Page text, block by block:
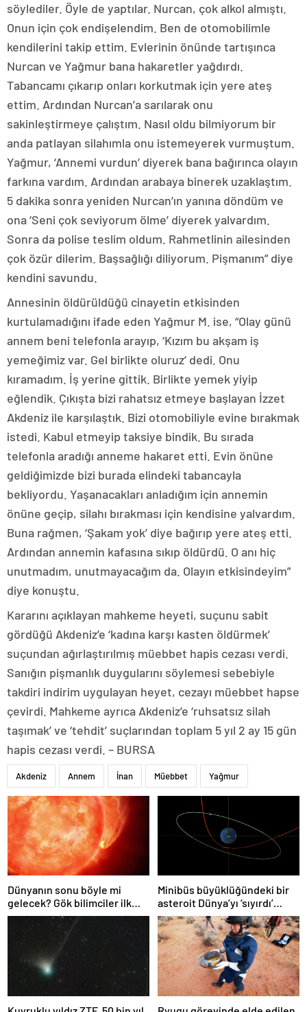
söylediler. Öyle de yaptılar. Nurcan, çok alkol almıştı.
Onun için çok endişelendim. Ben de otomobilimle
kendilerini takip ettim. Evlerinin önünde tartışınca
Nurcan ve Yağmur bana hakaretler yağdırdı.
Tabancamı çıkarıp onları korkutmak için yere ateş
ettim. Ardından Nurcan’a sarılarak onu
sakinleştirmeye çalıştım. Nasıl oldu bilmiyorum bir
anda patlayan silahımla onu istemeyerek vurmuştum.
Yağmur, ‘Annemi vurdun’ diyerek bana bağırınca olayın
farkına vardım. Ardından arabaya binerek uzaklaştım.
5 dakika sonra yeniden Nurcan’ın yanına döndüm ve
ona ‘Seni çok seviyorum ölme’ diyerek yalvardım.
Sonra da polise teslim oldum. Rahmetlinin ailesinden
çok özür dilerim. Başsağlığı diliyorum. Pişmanım” diye
kendini savundu.
Annesinin öldürüldüğü cinayetin etkisinden
kurtulamadığını ifade eden Yağmur M. ise, “Olay günü
annem beni telefonla arayıp, ‘Kızım bu akşam iş
yemeğimiz var. Gel birlikte oluruz’ dedi. Onu
kıramadım. İş yerine gittik. Birlikte yemek yiyip
eğlendik. Çıkışta bizi rahatsız etmeye başlayan İzzet
Akdeniz ile karşılaştık. Bizi otomobiliyle evine bırakmak
istedi. Kabul etmeyip taksiye bindik. Bu sırada
telefonla aradığı anneme hakaret etti. Evin önüne
geldiğimizde bizi burada elindeki tabancayla
bekliyordu. Yaşanacakları anladığım için annemin
önüne geçip, silahı bırakması için kendisine yalvardım.
Buna rağmen, ‘Şakam yok’ diye bağırıp yere ateş etti.
Ardından annemin kafasına sıkıp öldürdü. O anı hiç
unutmadım, unutmayacağım da. Olayın etkisindeyim”
diye konuştu.
Kararını açıklayan mahkeme heyeti, suçunu sabit
gördüğü Akdeniz’e ‘kadına karşı kasten öldürmek’
suçundan ağırlaştırılmış müebbet hapis cezası verdi.
Sanığın pişmanlık duygularını söylemesi sebebiyle
takdiri indirim uygulayan heyet, cezayı müebbet hapse
çevirdi. Mahkeme ayrıca Akdeniz’e ‘ruhsatsız silah
taşımak’ ve ‘tehdit’ suçlarından toplam 5 yıl 2 ay 15 gün
hapis cezası verdi. – BURSA
Akdeniz Annem İnan Müebbet Yağmur
Dünyanın sonu böyle mi
gelecek? Gök bilimciler ilk
kez sönen yıldızın gezegeni
yutmasına tanık oldu
Minibüs büyüklüğündeki bir
asteroit Dünya’yı ‘sıyırdı’
geçti